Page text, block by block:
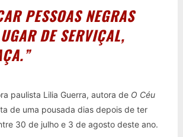
PESSOAS NEGRAS
DE SERVIÇAL,
paulista Lilia Guerra, autora de O Céu
de uma pousada dias depois de ter
30 de julho e 3 de agosto deste ano.